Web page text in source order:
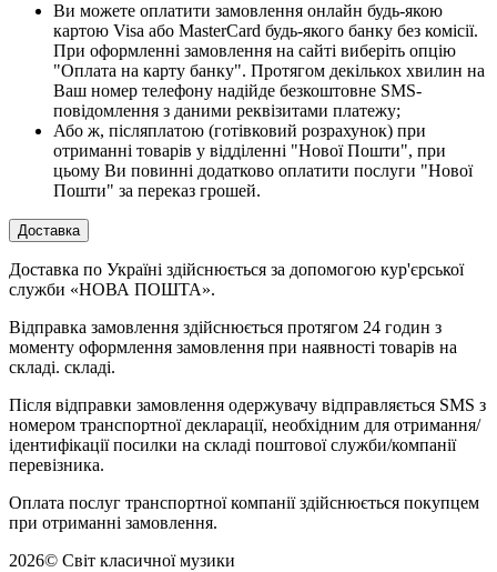
Ви можете оплатити замовлення онлайн будь-якою
картою Visa або MasterCard будь-якого банку без комісії.
При оформленні замовлення на сайті виберіть опцію
"Оплата на карту банку". Протягом декількох хвилин на
Ваш номер телефону надійде безкоштовне SMS-
повідомлення з даними реквізитами платежу;
Або ж, післяплатою (готівковий розрахунок) при
отриманні товарів у відділенні "Нової Пошти", при
цьому Ви повинні додатково оплатити послуги "Нової
Пошти" за переказ грошей.
Доставка
Доставка по Україні здійснюється за допомогою кур'єрської
служби «НОВА ПОШТА».
Відправка замовлення здійснюється протягом 24 годин з
моменту оформлення замовлення при наявності товарів на
складі. складі.
Після відправки замовлення одержувачу відправляється SMS з
номером транспортної декларації, необхідним для отримання/
ідентифікації посилки на складі поштової служби/компанії
перевізника.
Оплата послуг транспортної компанії здійснюється покупцем
при отриманні замовлення.
2026© Світ класичної музики